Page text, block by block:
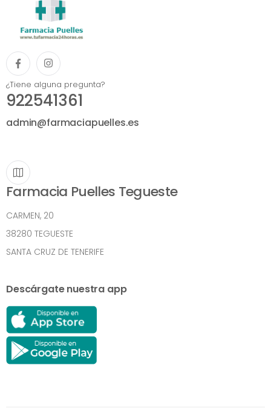
¿Tiene alguna pregunta?
922541361
admin@farmaciapuelles.es
Farmacia Puelles Tegueste
CARMEN, 20
38280 TEGUESTE
SANTA CRUZ DE TENERIFE
Descárgate nuestra app